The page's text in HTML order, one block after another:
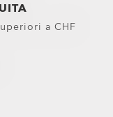
a CHF